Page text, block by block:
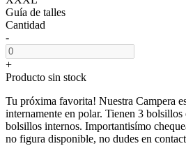
Guía de talles
Cantidad
-
+
Producto sin stock
Tu próxima favorita! Nuestra Campera
internamente en polar. Tienen 3
bolsillos internos. Importantisímo
no figura disponible, no dudes en